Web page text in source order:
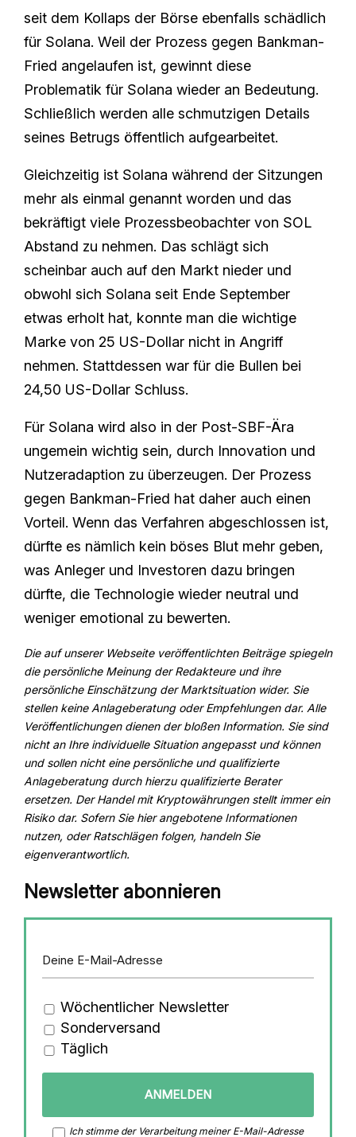
seit dem Kollaps der Börse ebenfalls schädlich
für Solana. Weil der Prozess gegen Bankman-
Fried angelaufen ist, gewinnt diese
Problematik für Solana wieder an Bedeutung.
Schließlich werden alle schmutzigen Details
seines Betrugs öffentlich aufgearbeitet.
Gleichzeitig ist Solana während der Sitzungen
mehr als einmal genannt worden und das
bekräftigt viele Prozessbeobachter von SOL
Abstand zu nehmen. Das schlägt sich
scheinbar auch auf den Markt nieder und
obwohl sich Solana seit Ende September
etwas erholt hat, konnte man die wichtige
Marke von 25 US-Dollar nicht in Angriff
nehmen. Stattdessen war für die Bullen bei
24,50 US-Dollar Schluss.
Für Solana wird also in der Post-SBF-Ära
ungemein wichtig sein, durch Innovation und
Nutzeradaption zu überzeugen. Der Prozess
gegen Bankman-Fried hat daher auch einen
Vorteil. Wenn das Verfahren abgeschlossen ist,
dürfte es nämlich kein böses Blut mehr geben,
was Anleger und Investoren dazu bringen
dürfte, die Technologie wieder neutral und
weniger emotional zu bewerten.
Die auf unserer Webseite veröffentlichten Beiträge spiegeln
die persönliche Meinung der Redakteure und ihre
persönliche Einschätzung der Marktsituation wider. Sie
stellen keine Anlageberatung oder Empfehlungen dar. Alle
Veröffentlichungen dienen der bloßen Information. Sie sind
nicht an Ihre individuelle Situation angepasst und können
und sollen nicht eine persönliche und qualifizierte
Anlageberatung durch hierzu qualifizierte Berater
ersetzen. Der Handel mit Kryptowährungen stellt immer ein
Risiko dar. Sofern Sie hier angebotene Informationen
nutzen, oder Ratschlägen folgen, handeln Sie
eigenverantwortlich.
Newsletter abonnieren
Wöchentlicher Newsletter
Sonderversand
Täglich
Ich stimme der Verarbeitung meiner E-Mail-Adresse